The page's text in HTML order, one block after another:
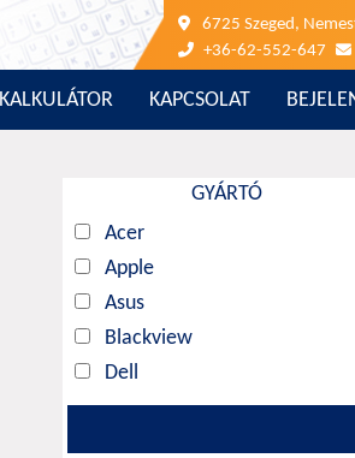
KALKULÁTOR KAPCSOLAT
6725 Szeged,
+36-62-552-647
GYÁRTÓ
Acer
Apple
Asus
Blackview
Dell
Gigabyte